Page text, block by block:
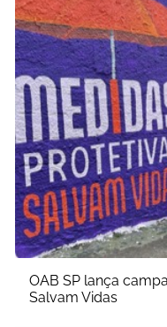
OAB SP lança
Salvam Vidas